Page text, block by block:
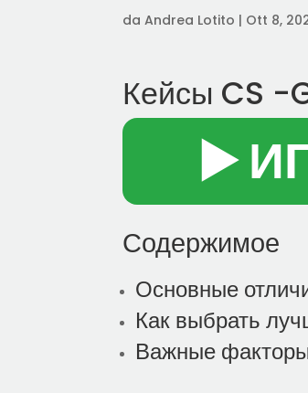
daAndrea Lotito | Ott 8,
Кейсы CS -
▶️
Содержимое
Основные
Как выбрать
Важные